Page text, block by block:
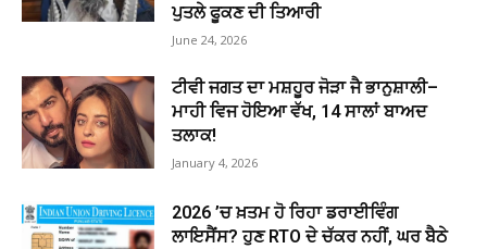
ਪੁਤਲੇ ਫੂਕਣ ਦੀ ਤਿਆਰੀ
June 24, 2026
ਟੀਵੀ ਜਗਤ ਦਾ ਮਸ਼ਹੂਰ ਜੋੜਾ ਜੈ ਭਾਨੁਸ਼ਾਲੀ–
ਮਾਹੀ ਵਿਜ ਹੋਇਆ ਵੱਖ, 14 ਸਾਲਾਂ ਬਾਅਦ
ਤਲਾਕ!
January 4, 2026
2026 ’ਚ ਖ਼ਤਮ ਹੋ ਰਿਹਾ ਡਰਾਈਵਿੰਗ
ਲਾਇਸੈਂਸ? ਹੁਣ RTO ਦੇ ਚੱਕਰ ਨਹੀਂ, ਘਰ ਬੈਠੇ